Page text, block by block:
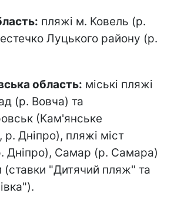
пляжі м. Ковель (р.
Луцького району (р.
область: міські пляжі
(р. Вовча) та
(Кам'янське
Дніпро), пляжі міст
Дніпро), Самар (р. Самара)
(ставки "Дитячий пляж" та